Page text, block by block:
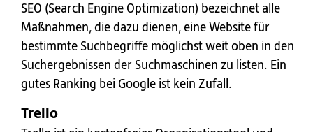
SEO (Search Engine Optimization) bezeichnet alle
Maßnahmen, die dazu dienen, eine Website für
bestimmte Suchbegriffe möglichst weit oben in den
Suchergebnissen der Suchmaschinen zu listen. Ein
gutes Ranking bei Google ist kein Zufall.
Trello